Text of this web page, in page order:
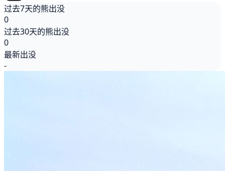
过去7天的熊出没
0
过去30天的熊出没
0
最新出没
-